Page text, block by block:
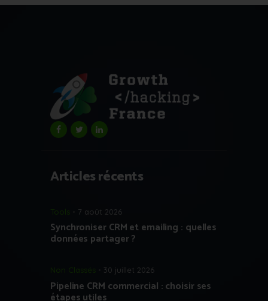
Articles récents
Tools 7 août 2026
Synchroniser CRM et emailing : quelles
données partager ?
Non Classés 30 juillet 2026
Pipeline CRM commercial : choisir ses
étapes utiles